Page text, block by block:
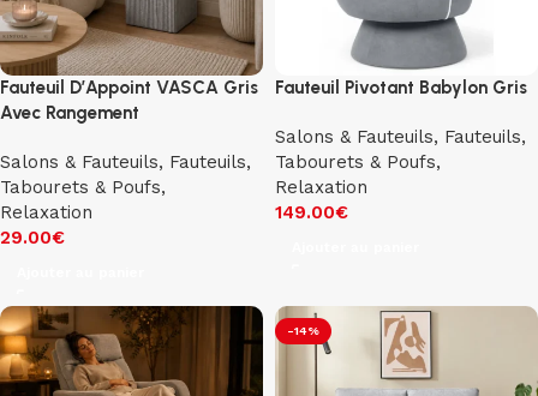
Fauteuil D’Appoint VASCA Gris
Avec Rangement
Salons & Fauteuils, Fauteuils,
Tabourets & Poufs,
Relaxation
29.00€
Fauteuil Pivotant Babylon Gris
Salons & Fauteuils, Fauteuils,
Tabourets & Poufs,
Relaxation
149.00€
-14%